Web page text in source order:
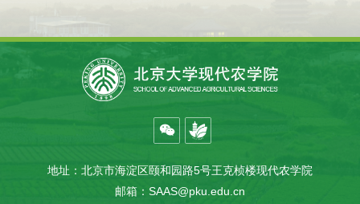
地址：北京市海淀区颐和园路5号王克桢楼现代农学院
邮箱：SAAS@pku.edu.cn